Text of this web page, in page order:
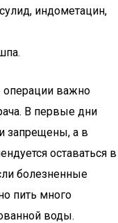
индометацин,
операции важно
В первые дни
запрещены, а в
оставаться в
болезненные
пить много
воды.